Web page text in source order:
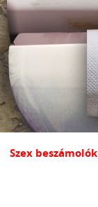
Szex beszámolók